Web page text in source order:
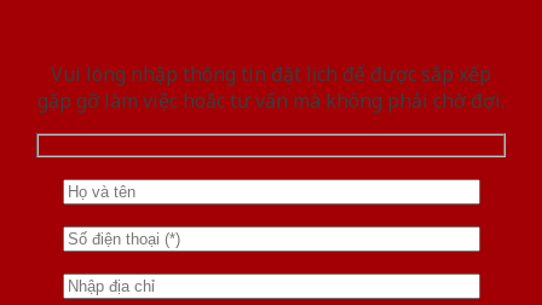
Vui lòng nhập thông tin đặt lịch để được sắp xếp
gặp gỡ làm việc hoăc tư vấn mà không phải chờ đợi.